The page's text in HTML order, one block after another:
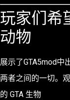
玩家们希
动物
展示了GTA5mod中
两者之间的一切。
的 GTA 生物